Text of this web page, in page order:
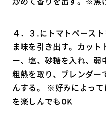
４．３.にトマトペース
ま味を引き出す。カッ
ー、塩、砂糖を入れ、弱
粗熱を取り、ブレンダー
んする。 ※好みによっ
を楽しんでもOK